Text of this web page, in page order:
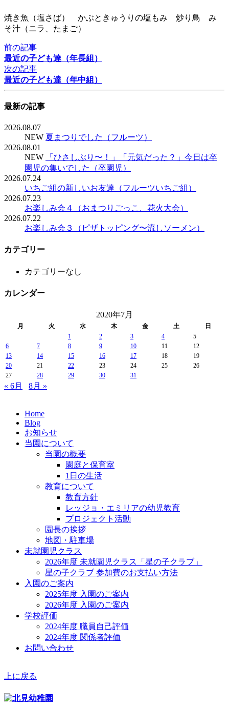
焼き魚（塩さば） かぶときゅうりの塩もみ 炒り鳥 み
そ汁（ニラ、たまご）
前の記事
最近の子ども達（年長組）
次の記事
最近の子ども達（年中組）
最新の記事
2026.08.07
NEW 夏まつりでした（フルーツ）
2026.08.01
NEW
「ひさしぶり〜！」「元気だった？」今日は卒
園児の集いでした（卒園児）
2026.07.24
いちご組の新しいお友達（フルーツいちご組）
2026.07.23
お楽しみ会４（おまつりごっこ、花火大会）
2026.07.22
お楽しみ会３（ピザトッピング〜流しソーメン）
カテゴリー
カテゴリーなし
カレンダー
2020年7月
月 火 水 木 金 土
日
1
2 3 4
5
6
7 8 9 10 11
12
13
14 15 16 17 18
19
20
21 22 23 24 25
26
27
28 29 30 31
« 6月 8月 »
Home
Blog
お知らせ
当園について
当園の概要
園庭と保育室
1日の生活
教育について
教育方針
レッジョ・エミリアの幼児教育
プロジェクト活動
園長の挨拶
地図・駐車場
未就園児クラス
2026年度 未就園児クラス「星の子クラブ」
星の子クラブ 参加費のお支払い方法
入園のご案内
2025年度 入園のご案内
2026年度 入園のご案内
学校評価
2024年度 職員自己評価
2024年度 関係者評価
お問い合わせ
上に戻る